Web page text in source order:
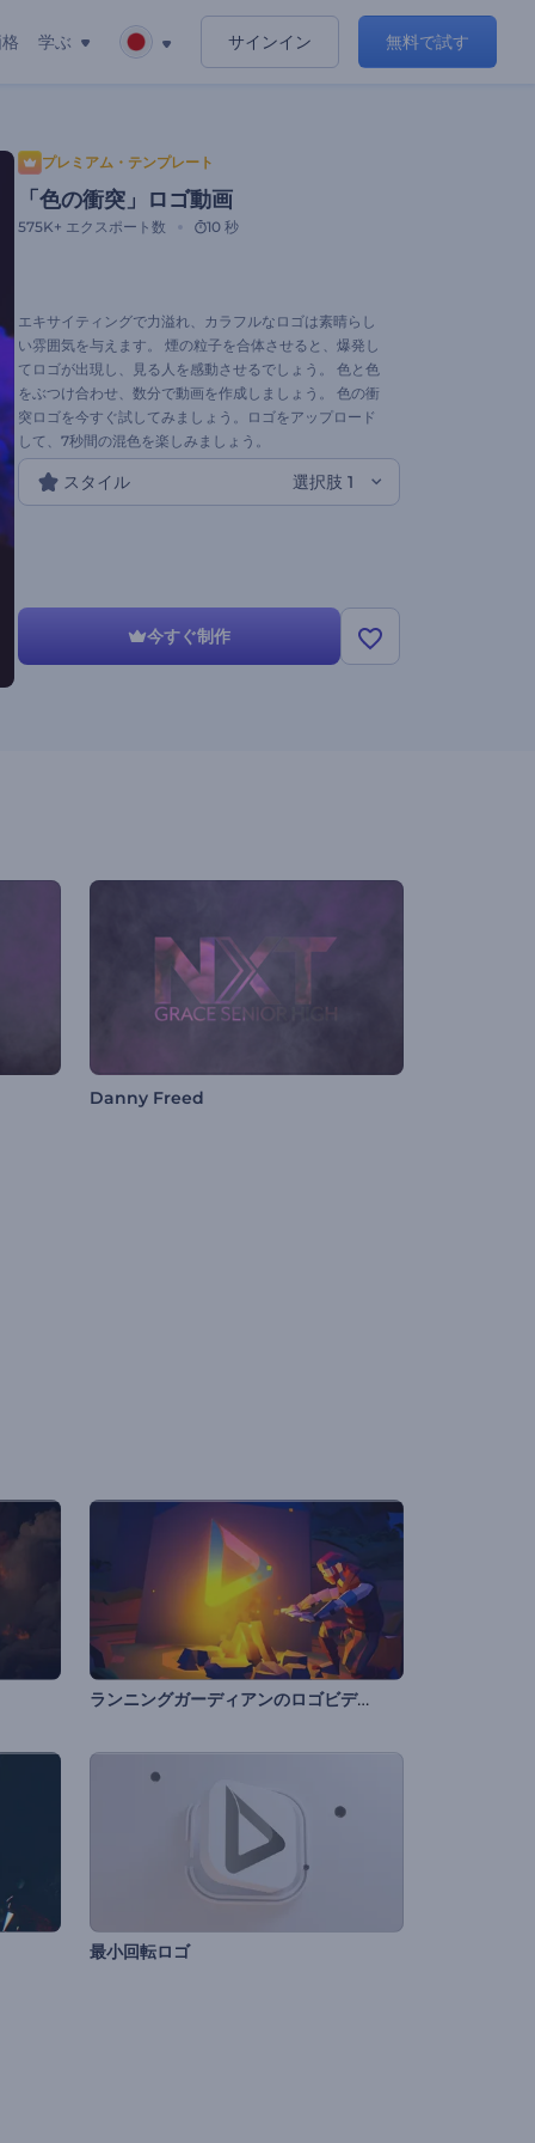
学ぶ サインイン 無料で試す
プレミアム・テンプレート
「色の衝突」ロゴ動画
575K+ エクスポート数 10 秒
エキサイティングで力溢れ、カラフルなロゴは素晴らし
い雰囲気を与えます。 煙の粒子を合体させると、爆発し
てロゴが出現し、見る人を感動させるでしょう。 色と色
をぶつけ合わせ、数分で動画を作成しましょう。 色の衝
突ロゴを今すぐ試してみましょう。ロゴをアップロード
して、7秒間の混色を楽しみましょう。
スタイル 選択肢 1
今すぐ制作
Danny Freed
ランニングガーディアンのロゴビデオ
最小回転ロゴ